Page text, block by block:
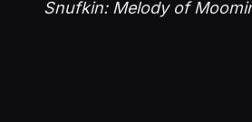
Snufkin: Melody of